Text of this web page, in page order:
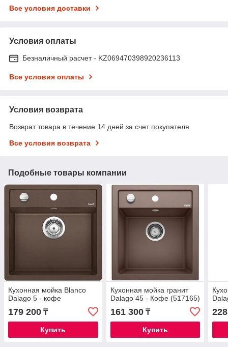
Все условия доставки
Условия оплаты
Безналичный расчет - KZ069470398920236113
Все условия оплаты
Условия возврата
Возврат товара в течение 14 дней за счет покупателя
Все условия возврата
Подобные товары компании
Кухонная мойка Blanco
Dalago 5 - кофе
179 200 ₸
Купить
Кухонная мойка гранит
Dalago 45 - Кофе (517165)
161 300₸
Купить